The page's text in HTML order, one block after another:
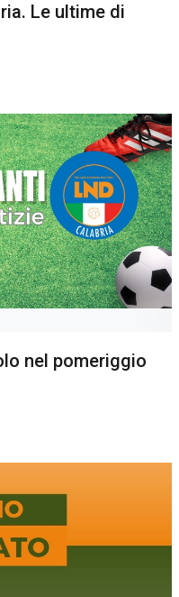
Le ultime di
nel pomeriggio